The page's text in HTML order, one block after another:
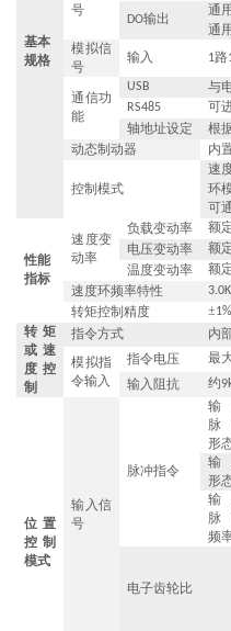
基本
规格
号
DO输出
通
通
模拟信
号
输入 1路
通信功
能
USB 与
RS485 可
轴地址设定
根
动态制动器
内
控制模式
速
环
可
性能
指标
速度变
动率
负载变动率 额
电压变动率 额
温度变动率 额
速度环频率特性
转矩控制精度 ±1%
转矩
或速
度控
制
指令方式
内
模拟指
令输入
指令电压 最
输入阻抗 约
位置
控制
模式
输入信
号
脉冲指令
输
脉
形
输
形
输
脉
频
电子齿轮比